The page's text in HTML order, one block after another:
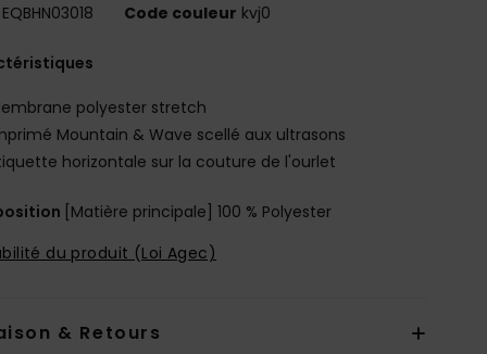
EQBHN03018 Code couleur kvj0
polyester stretch
Mountain & Wave scellé aux ultrasons
horizontale sur la couture de l'ourlet
[Matière principale] 100 % Polyester
du produit (Loi Agec)
& Retours